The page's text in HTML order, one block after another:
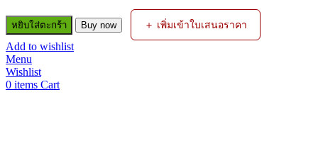
จำนวน
เครื่อง
ดูด
ฝุ่น
ไร้
หยิบใส่ตะกร้า Buy now ＋ เพิ่มเข้าใบเสนอราคา
Add to wishlist
Menu
Wishlist
0 items Cart